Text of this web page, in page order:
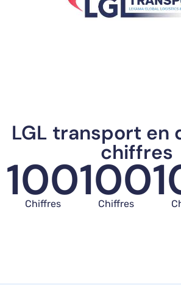
LGL transport en
chiffres
Chiffres
100 Chiffres
100